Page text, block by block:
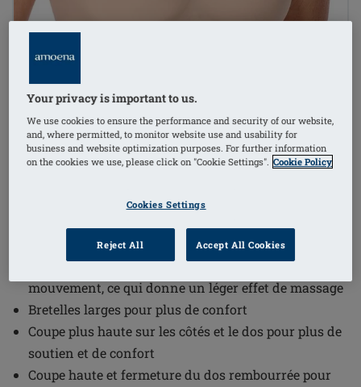
Référence de l'article: 44811 Linda SB
Technologie de collage innovante, combinée au
mouvement, ce qui donne un léger effet de massage
Bretelles larges pour plus de confort
Coupe plus haute sur les côtés et le dos pour plus de
soutien et de confort
Coupe haute et fermeture du dos rembourrée pour
Your privacy is important to us.
We use cookies to ensure the performance and security of our website,
and, where permitted, to monitor website use and usability for
business and website optimization purposes. For further information
on the cookies we use, please click on "Cookie Settings". Cookie Policy
Cookies Settings
Reject All Accept All Cookies